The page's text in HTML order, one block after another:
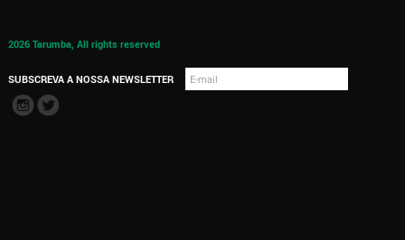
2026 Tarumba, All rights reserved
SUBSCREVA A NOSSA NEWSLETTER